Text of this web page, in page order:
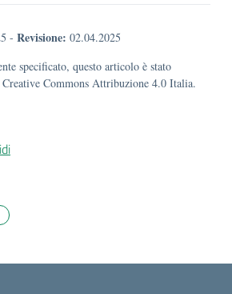
- Revisione: 02.04.2025
specificato, questo articolo è stato
Commons Attribuzione 4.0 Italia.